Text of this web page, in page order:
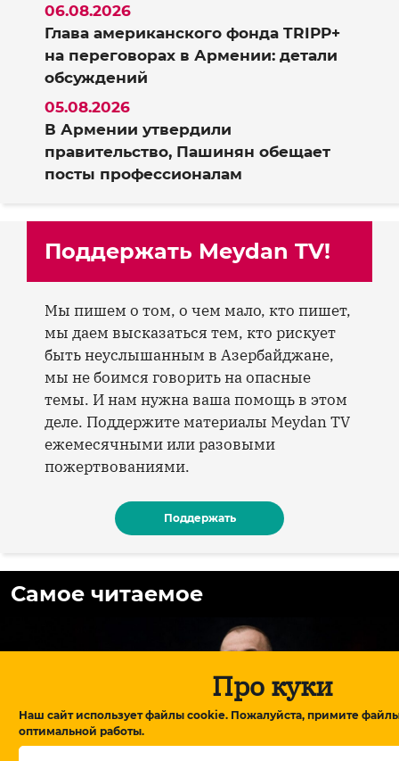
Про куки
Наш сайт использует файлы cookie. Пожалуйста, примите
оптимальной работы.
Глава американского фонда TRIPP+
на переговорах в Армении: детали
обсуждений
06.08.2026
В Армении утвердили
правительство, Пашинян обещает
посты профессионалам
05.08.2026
Поддержать Meydan TV!
Мы пишем о том, о чем мало, кто пишет,
мы даем высказаться тем, кто рискует
быть неуслышанным в Азербайджане,
мы не боимся говорить на опасные
темы. И нам нужна ваша помощь в этом
деле. Поддержите материалы Meydan TV
ежемесячными или разовыми
пожертвованиями.
Поддержать
Самое читаемое